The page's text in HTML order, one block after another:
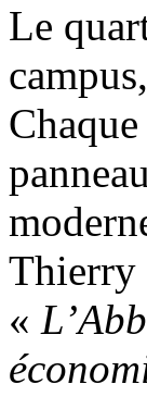
Le
Thierry
«